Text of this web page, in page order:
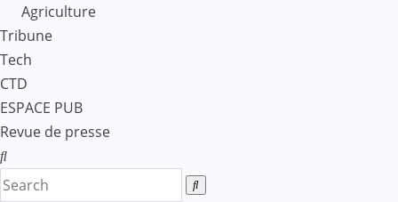
Agriculture
Tribune
Tech
CTD
ESPACE PUB
Revue de presse